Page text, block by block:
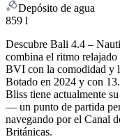
Depósito de agua
859 l
Descubre Bali 4.4 –
combina el ritmo
BVI con la comodidad y
Botado en 2024 y con
Bliss tiene actualmente
— un punto de partida
navegando por el Canal
Británicas.